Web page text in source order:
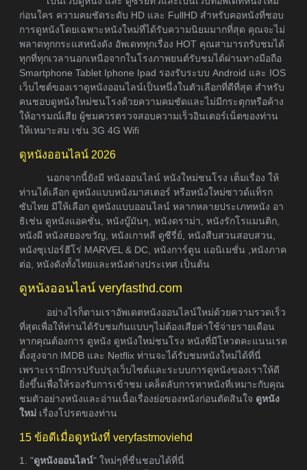
ก่อนใคร ความคมชัดระดับ HD และ FullHD สำหรับคอหนังที่ชอบ
การดูหนังโดยเฉพาะหนังใหม่ที่ได้รับความนิยมมากที่สุด คุณจะไม่
พลาดทุกกระแสหนังดัง อัพเดททุกเรื่อง HOT คุณสามารถรับชมได้
ทุกที่ทุกเวลานอกเหนือจากในโรงภาพยนต์รับชมได้ผ่านทางมือถือ
Smartphone Tablet Iphone Ipad รองรับระบบ Android และ IOS
เว็บไซต์ของเราดูหนังออนไลน์เป็นหนึ่งในตัวเลือกที่ดีที่สุด สำหรับ
คนชอบดูหนังใหม่ชนโรงด้วยความคมชัดและไม่มีกระตุกหรือค้าง
ให้อารมณ์เสีย ผู้ชมควรตรวจสอบความเร็วอินเตอร์เน็ตของท่าน
ให้เหมาะสม เช่น 3G 4G Wifi
ดูหนังออนไลน์ 2026
นอกจากนี้ยังมี หนังออนไลน์ หนังใหม่ชนโรง เต็มเรื่อง ให้
ท่านได้เลือก ดูหนังแบบหนังมาสเตอร์ หรือหนังใหม่ซาวด์แท็รก
ซับไทย มีให้เลือก ดูหนังแบบออนไลน์ หลากหลายประเภทหนัง อา
ธิเช่น ดูหนังแอคชั่น, หนังบู๊มันๆ, หนังดราม่า, หนังรักโรแมนติก,
หนังผี หนังสยองขวัญ, หนังเกาหลี ดูซีรี่ย์, หนังสืบสวนสอบสวน,
หนังซุเปอร์ฮีโร่ MARVEL & DC, หนังการ์ตูน แอนิเมชั่น ,หนังภาค
ต่อ, หนังดังทั้งไทยและหนังต่างประเทศ เป็นต้น
ดูหนังออนไลน์ veryfasthd.com
อย่างไรก็ตามเราอัพเดตหนังออนไลน์ใหม่ด้วยความรวดเร็ว
ที่สุดเพื่อให้ท่านได้รับชมกันแบบๆไม่ต้องเสียค่าใช้จ่ายรายเดือน
หากคุณต้องการ ดูหนัง ดูหนังใหม่ชนโรง หนังที่มีโหวตคะแนนเรต
ติ้งสูงจาก IMDB และ Netflix ท่านจะได้รับชมหนังใหม่ได้ที่นี่
เพราะเรามีการปรับปรุงเว็บไซต์และระบบการดูหนังของเราให้ดี
ยิ่งขึ้นเพื่อให้รองรับการเข้าชม เคล็ดลับการหาหนังที่เหมาะกับคุณ
ชมตัวอย่างหนังและอ่านเนื้อเรื่องย่อของหนังก่อนตัดสินใจ ดูหนัง
ใหม่ เรื่องโปรดของท่าน
15 ข้อดีเมื่อดูหนังที่ veryfastmoviehd
1. "ดูหนังออนไลน์" ใหม่ๆที่ชื่นชอบได้ที่นี่